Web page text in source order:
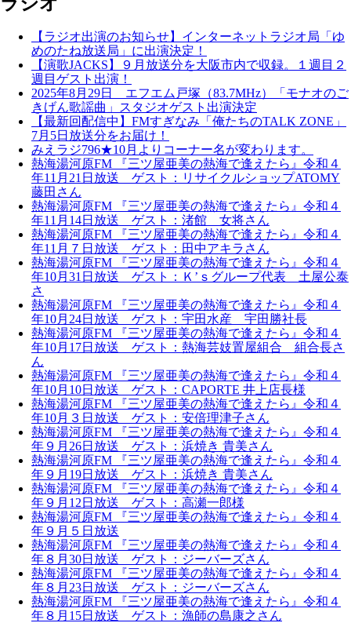
【ラジオ出演のお知らせ】インターネットラジオ局「ゆ
めのたね放送局」に出演決定！
【演歌JACKS】９月放送分を大阪市内で収録。１週目２
週目ゲスト出演！
2025年8月29日 エフエム戸塚（83.7MHz）「モナオのご
きげん歌謡曲」スタジオゲスト出演決定
【最新回配信中】FMすぎなみ「俺たちのTALK ZONE」
7月5日放送分をお届け！
みえラジ796★10月よりコーナー名が変わります。
熱海湯河原FM 『三ツ屋亜美の熱海で逢えたら』令和４
年11月21日放送 ゲスト：リサイクルショップATOMY
藤田さん
熱海湯河原FM 『三ツ屋亜美の熱海で逢えたら』令和４
年11月14日放送 ゲスト：渚館 女将さん
熱海湯河原FM 『三ツ屋亜美の熱海で逢えたら』令和４
年11月７日放送 ゲスト：田中アキラさん
熱海湯河原FM 『三ツ屋亜美の熱海で逢えたら』令和４
年10月31日放送 ゲスト：Ｋ’ｓグループ代表 土屋公泰
さ
熱海湯河原FM 『三ツ屋亜美の熱海で逢えたら』令和４
年10月24日放送 ゲスト：宇田水産 宇田勝社長
熱海湯河原FM 『三ツ屋亜美の熱海で逢えたら』令和４
年10月17日放送 ゲスト：熱海芸妓置屋組合 組合長さ
ん
熱海湯河原FM 『三ツ屋亜美の熱海で逢えたら』令和４
年10月10日放送 ゲスト：CAPORTE 井上店長様
熱海湯河原FM 『三ツ屋亜美の熱海で逢えたら』令和４
年10月３日放送 ゲスト：安倍理津子さん
熱海湯河原FM 『三ツ屋亜美の熱海で逢えたら』令和４
年９月26日放送 ゲスト：浜焼き 貴美さん
熱海湯河原FM 『三ツ屋亜美の熱海で逢えたら』令和４
年９月19日放送 ゲスト：浜焼き 貴美さん
熱海湯河原FM 『三ツ屋亜美の熱海で逢えたら』令和４
年９月12日放送 ゲスト：高瀬一郎様
熱海湯河原FM 『三ツ屋亜美の熱海で逢えたら』令和４
年９月５日放送
熱海湯河原FM 『三ツ屋亜美の熱海で逢えたら』令和４
年８月30日放送 ゲスト：ジーバーズさん
熱海湯河原FM 『三ツ屋亜美の熱海で逢えたら』令和４
年８月23日放送 ゲスト：ジーバーズさん
熱海湯河原FM 『三ツ屋亜美の熱海で逢えたら』令和４
年８月15日放送 ゲスト：漁師の島康之さん